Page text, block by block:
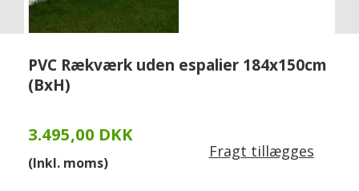
PVC Rækværk uden espalier 184x150cm
(BxH)
3.495,00 DKK
(Inkl. moms)
Fragt tillægges